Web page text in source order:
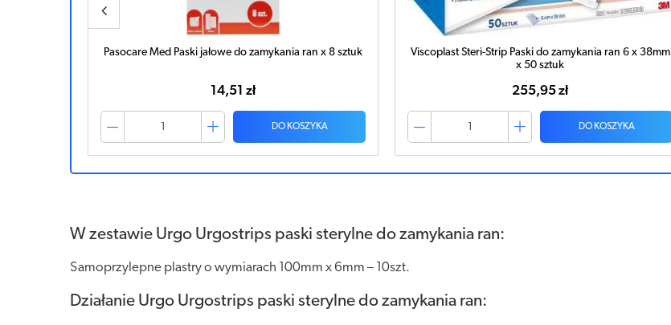
Pasocare Med Paski jałowe do zamykania ran x 8 sztuk
14,51 zł
DO KOSZYKA
Viscoplast Steri-Strip Paski do zamykania ran 6 x 38mm
x 50 sztuk
255,95 zł
DO KOSZYKA
W zestawie Urgo Urgostrips paski sterylne do zamykania ran:
Samoprzylepne plastry o wymiarach 100mm x 6mm – 10szt.
Działanie Urgo Urgostrips paski sterylne do zamykania ran: